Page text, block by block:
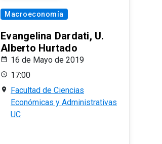
Macroeconomía
Evangelina Dardati, U.
Alberto Hurtado
16 de Mayo de 2019
17:00
Facultad de Ciencias
Económicas y Administrativas
UC